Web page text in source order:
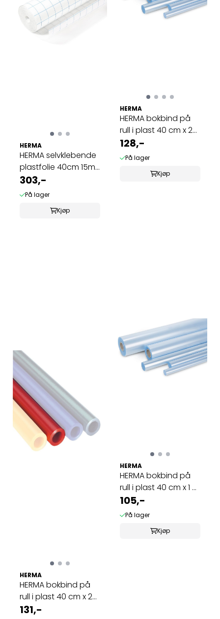
HERMA
HERMA selvklebende
plastfolie 40cm 15m
rutenett ...
303,-
På lager
Kjøp
HERMA
HERMA bokbind på
rull i plast 40 cm x 2
m klar ...
128,-
På lager
Kjøp
HERMA
HERMA bokbind på
rull i plast 40 cm x 2
m rød (10 ...
131,-
HERMA
HERMA bokbind på
rull i plast 40 cm x 1 m
klar ...
105,-
På lager
Kjøp